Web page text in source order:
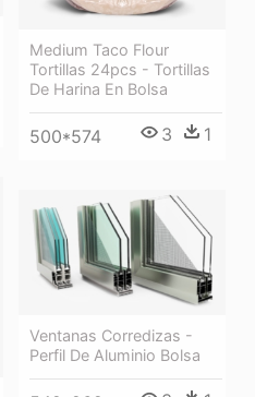
Medium Taco Flour
Tortillas 24pcs - Tortillas
De Harina En Bolsa
500*574 3 1
Ventanas Corredizas -
Perfil De Aluminio Bolsa